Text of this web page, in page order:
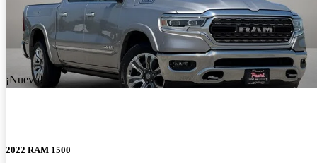
¡Nuevo!
2022 RAM 1500